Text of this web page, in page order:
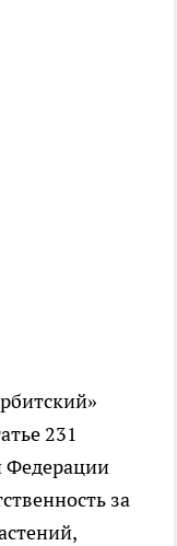
231
Федерации
за